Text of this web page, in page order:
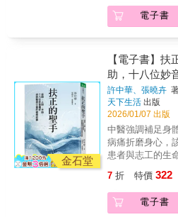
效果。把這套方
法調動、喚醒人
我用了補氣、利
辦法，都沒有明
現的法天則地太
候，上午來是背
陽。選用跟之
次。第四次她回
｢DR. Wu，我的
的明顯變細了，
十多歲的猶太人
癌跟膽囊癌，活
割的共振扶正法
年時，狀況還很
天則地扶正的針
效果。把這套方
法調動、喚醒人
復回健康狀態，
這項功能。只要
素，不需要手術
他器具輔助，就
排毒，立即掌
分飽」想去除身
補解決，重要的
持良好的生活習
有兩大心法――「
食、住「保暖防
簡單，效果迅速
己就能根除！寒
侵的證據‧飲食過
消化器官休息，
成宿疾，想健康
效，印度傳統醫
萬病的神藥」。
醇、殺菌解毒
經過炮製後的薑
以上，對病症和
寒「食補神藥」
兩週就讓我的血
女性）「開始喝
高和血液數値都
「才兩週就消除
身體冰冷及生理
治不好的高血壓
瘦了4公斤。」
便秘，頭痛、肩
電子書
金石堂
【電子書】
助，十八位妙
故事
許中華、張曉卉
天下生活 出版
2026/01/07 出版
中醫強調補足身
病痛折磨身心，
患者與志工的生
道。兼容中西醫
許中華醫師，從
所謂的「正氣」
7 折 特價 322
電子書